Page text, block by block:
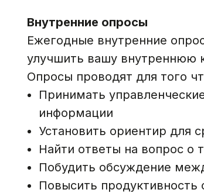
Внутренние опросы
Ежегодные внутренние
улучшить вашу внутреннюю
Опросы проводят для того
Принимать
информации
Установить ориентир для
Найти ответы на вопрос о
Побудить обсуждение
Повысить продуктивность